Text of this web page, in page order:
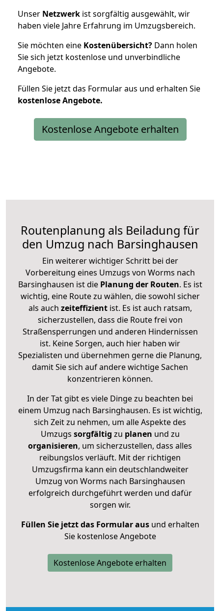
Unser Netzwerk ist sorgfältig ausgewählt, wir
haben viele Jahre Erfahrung im Umzugsbereich.
Sie möchten eine Kostenübersicht? Dann holen
Sie sich jetzt kostenlose und unverbindliche
Angebote.
Füllen Sie jetzt das Formular aus und erhalten Sie
kostenloseAngebote.
Kostenlose Angebote erhalten
Routenplanung als Beiladung für
den Umzug nach Barsinghausen
Ein weiterer wichtiger Schritt bei der
Vorbereitung eines Umzugs von Worms nach
Barsinghausen ist diePlanung der Routen. Es ist
wichtig, eine Route zu wählen, die sowohl sicher
als auch zeiteffizientist. Es ist auch ratsam,
sicherzustellen, dass die Route frei von
Straßensperrungen und anderen Hindernissen
ist. Keine Sorgen, auch hier haben wir
Spezialisten und übernehmen gerne die Planung,
damit Sie sich auf andere wichtige Sachen
konzentrieren können.
In der Tat gibt es viele Dinge zu beachten bei
einem Umzug nach Barsinghausen. Es ist wichtig,
sich Zeit zu nehmen, um alle Aspekte des
Umzugs sorgfältig zu planen und zu
organisieren, um sicherzustellen, dass alles
reibungslos verläuft. Mit der richtigen
Umzugsfirma kann ein deutschlandweiter
Umzug von Worms nach Barsinghausen
erfolgreich durchgeführt werden und dafür
sorgen wir.
Füllen Sie jetzt das Formular ausund erhalten
Sie kostenlose Angebote
Kostenlose Angebote erhalten